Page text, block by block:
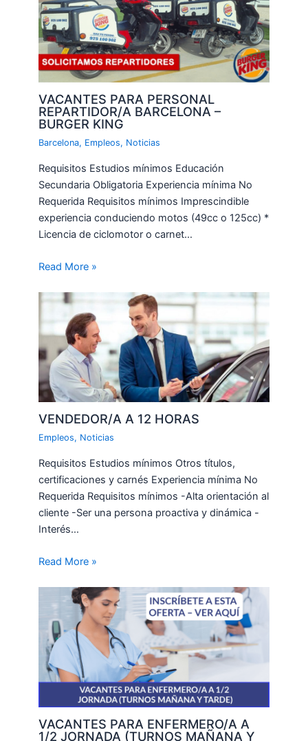
VACANTES PARA PERSONAL
REPARTIDOR/A BARCELONA –
BURGER KING
Barcelona, Empleos, Noticias
Requisitos Estudios mínimos Educación
Secundaria Obligatoria Experiencia mínima No
Requerida Requisitos mínimos Imprescindible
experiencia conduciendo motos (49cc o 125cc) *
Licencia de ciclomotor o carnet…
Read More »
VENDEDOR/A A 12 HORAS
Empleos, Noticias
Requisitos Estudios mínimos Otros títulos,
certificaciones y carnés Experiencia mínima No
Requerida Requisitos mínimos -Alta orientación al
cliente -Ser una persona proactiva y dinámica -
Interés…
Read More »
VACANTES PARA ENFERMERO/A A
1/2 JORNADA (TURNOS MAÑANA Y